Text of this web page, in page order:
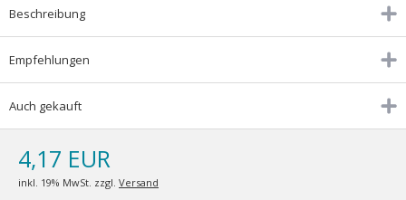
Beschreibung
Empfehlungen
Auch gekauft
4,17 EUR
inkl. 19% MwSt. zzgl. Versand